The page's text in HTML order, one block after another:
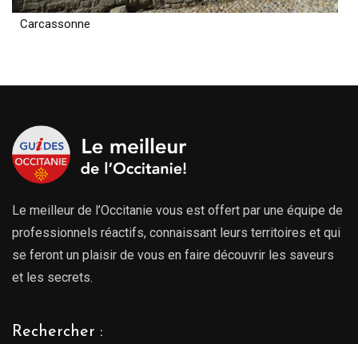
Carcassonne
Le meilleur de l’Occitanie vous est offert par une équipe de
professionnels réactifs, connaissant leurs territoires et qui
se feront un plaisir de vous en faire découvrir les saveurs
et les secrets.
Rechercher :